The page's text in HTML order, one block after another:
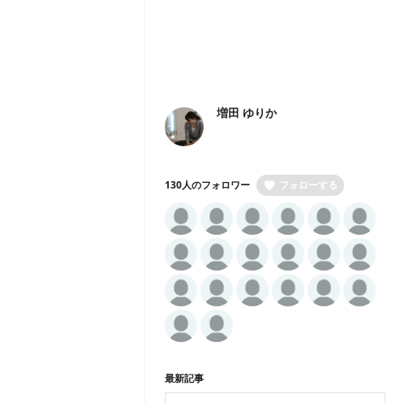
増田 ゆりか
130人のフォロワー フォローする
最新記事